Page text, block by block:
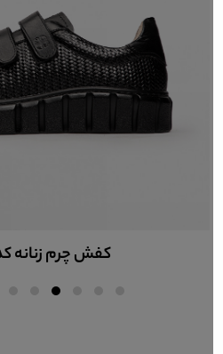
کفش چرم زنانه کد W17896